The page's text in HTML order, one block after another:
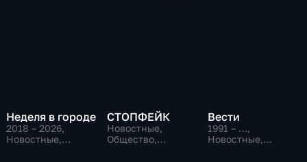
Неделя в городе
2018 – 2026,
Новостные,
СТОПФЕЙК
Новостные,
Общество,
Вести
1991 – …,
Новостные,